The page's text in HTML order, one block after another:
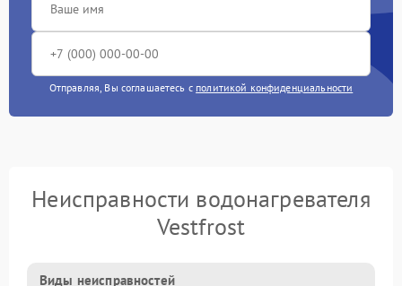
Отправляя, Вы соглашаетесь с политикой конфиденциальности
Неисправности водонагревателя
Vestfrost
Виды неисправностей